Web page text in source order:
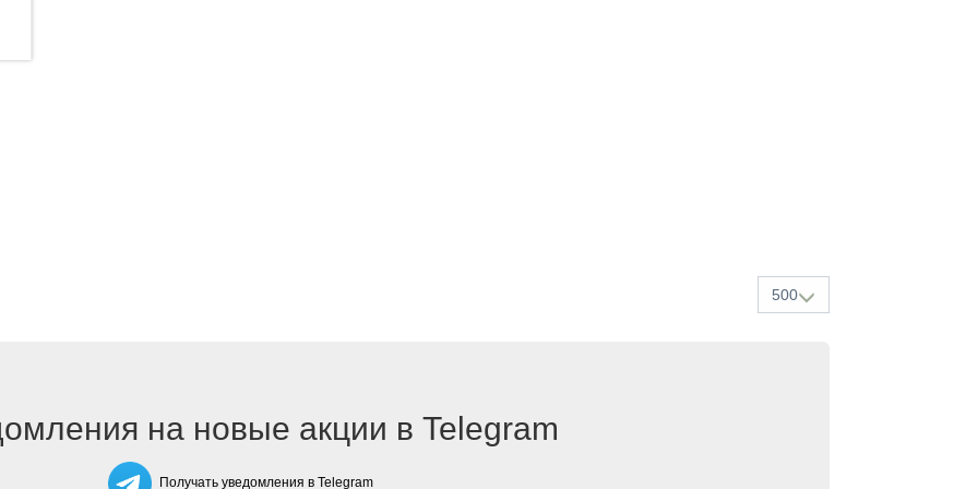
500
на новые акции в Telegram
Получать уведомления в Telegram